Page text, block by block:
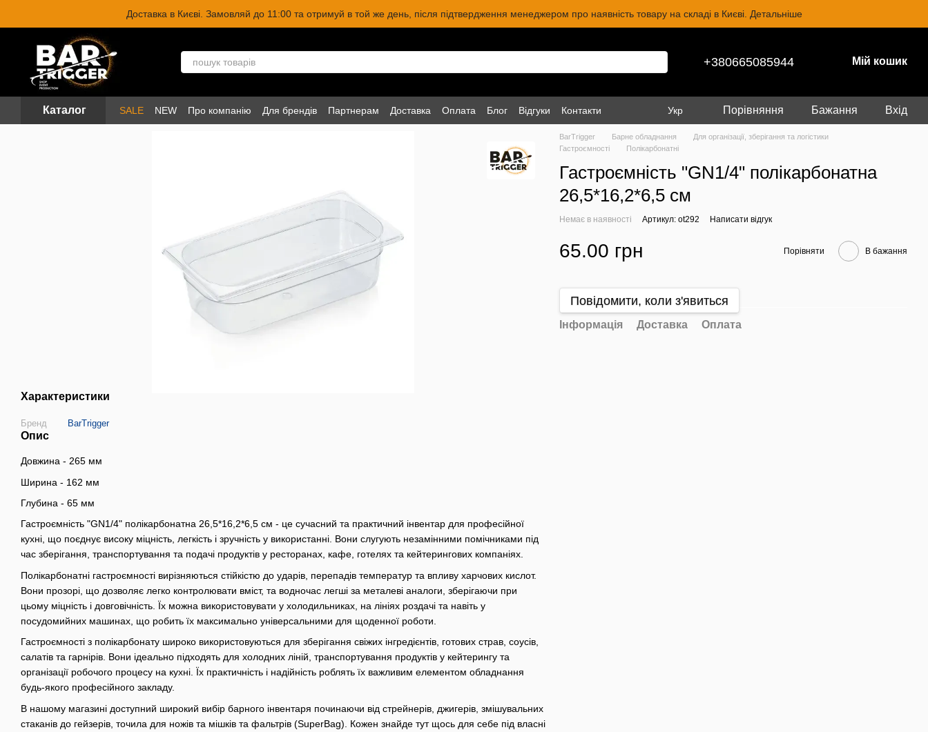
Перейти до основного контентуДоставка в Києві. Замовляй до 11:00 та отримуй в той же день, після підтвердження менеджером про наявність товару на складі в Києві. Детальніше
+380665085944 Мій кошик
Каталог SALE NEW Про компанію Для брендів Партнерам Доставка Оплата Блог Відгуки Контакти Укр Порівняння Бажання Вхід
Характеристики
Бренд BarTrigger
Опис
Довжина - 265 мм
Ширина - 162 мм
Глубина - 65 мм
Гастроємність "GN1/4" полікарбонатна 26,5*16,2*6,5 см - це сучасний та практичний інвентар для професійної
кухні, що поєднує високу міцність, легкість і зручність у використанні. Вони слугують незамінними помічниками під
час зберігання, транспортування та подачі продуктів у ресторанах, кафе, готелях та кейтерингових компаніях.
Полікарбонатні гастроємності вирізняються стійкістю до ударів, перепадів температур та впливу харчових кислот.
Вони прозорі, що дозволяє легко контролювати вміст, та водночас легші за металеві аналоги, зберігаючи при
цьому міцність і довговічність. Їх можна використовувати у холодильниках, на лініях роздачі та навіть у
посудомийних машинах, що робить їх максимально універсальними для щоденної роботи.
Гастроємності з полікарбонату широко використовуються для зберігання свіжих інгредієнтів, готових страв, соусів,
салатів та гарнірів. Вони ідеально підходять для холодних ліній, транспортування продуктів у кейтерингу та
організації робочого процесу на кухні. Їх практичність і надійність роблять їх важливим елементом обладнання
будь-якого професійного закладу.
В нашому магазині доступний широкий вибір барного інвентаря починаючи від стрейнерів, джигерів, змішувальних
стаканів до гейзерів, точила для ножів та мішків та фальтрів (SuperBag). Кожен знайде тут щось для себе під власні
BarTrigger Барне обладнання
Для організації, зберігання та логістики
Гастроємності
Полікарбонатні
Гастроємність "GN1/4" полікарбонатна
26,5*16,2*6,5 см
Немає в наявності Артикул: ot292 Написати відгук
65.00 грн Порівняти В бажання
Повідомити, коли з'явиться
Інформація Доставка Оплата